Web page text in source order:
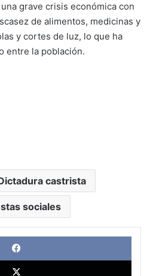
grave crisis económica con
de alimentos, medicinas y
y cortes de luz, lo que ha
entre la población.
castrista
sociales
X